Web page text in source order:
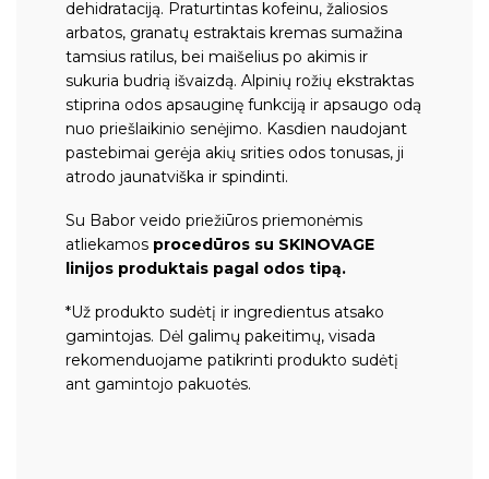
dehidrataciją. Praturtintas kofeinu, žaliosios
arbatos, granatų estraktais kremas sumažina
tamsius ratilus, bei maišelius po akimis ir
sukuria budrią išvaizdą. Alpinių rožių ekstraktas
stiprina odos apsauginę funkciją ir apsaugo odą
nuo priešlaikinio senėjimo. Kasdien naudojant
pastebimai gerėja akių srities odos tonusas, ji
atrodo jaunatviška ir spindinti.
Su Babor veido priežiūros priemonėmis
atliekamos procedūros su SKINOVAGE
linijos produktais pagal odos tipą.
*Už produkto sudėtį ir ingredientus atsako
gamintojas. Dėl galimų pakeitimų, visada
rekomenduojame patikrinti produkto sudėtį
ant gamintojo pakuotės.